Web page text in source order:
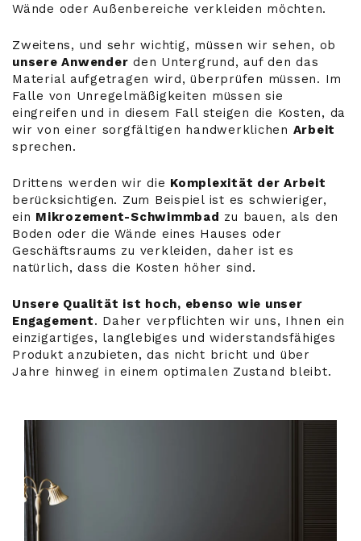
Wände oder Außenbereiche verkleiden möchten.
Zweitens, und sehr wichtig, müssen wir sehen, ob
unsere Anwender den Untergrund, auf den das
Material aufgetragen wird, überprüfen müssen. Im
Falle von Unregelmäßigkeiten müssen sie
eingreifen und in diesem Fall steigen die Kosten, da
wir von einer sorgfältigen handwerklichen Arbeit
sprechen.
Drittens werden wir die Komplexität der Arbeit
berücksichtigen. Zum Beispiel ist es schwieriger,
ein Mikrozement-Schwimmbad zu bauen, als den
Boden oder die Wände eines Hauses oder
Geschäftsraums zu verkleiden, daher ist es
natürlich, dass die Kosten höher sind.
Unsere Qualität ist hoch, ebenso wie unser
Engagement. Daher verpflichten wir uns, Ihnen ein
einzigartiges, langlebiges und widerstandsfähiges
Produkt anzubieten, das nicht bricht und über
Jahre hinweg in einem optimalen Zustand bleibt.